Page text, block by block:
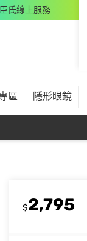
氏線上服務
區 隱形眼鏡
$2,795